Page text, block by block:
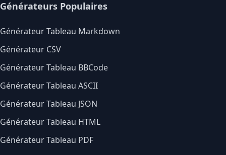
Générateurs Populaires
Générateur Tableau Markdown
Générateur CSV
Générateur Tableau BBCode
Générateur Tableau ASCII
Générateur Tableau JSON
Générateur Tableau HTML
Générateur Tableau PDF